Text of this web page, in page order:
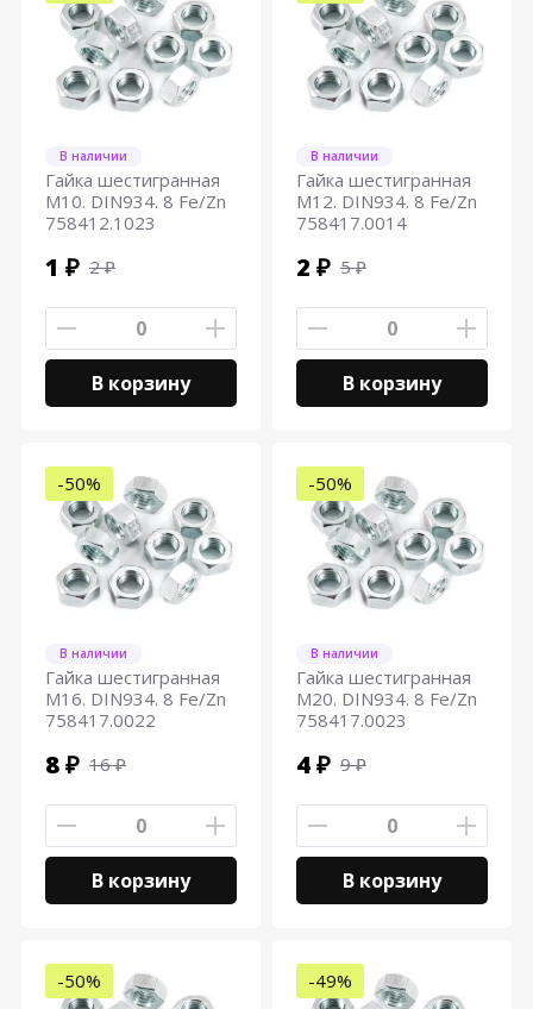
В наличии
Гайка шестигранная
М10. DIN934. 8 Fe/Zn
758412.1023
1 ₽ 2 ₽
В корзину
В наличии
Гайка шестигранная
М12. DIN934. 8 Fe/Zn
758417.0014
2 ₽ 5 ₽
В корзину
-50%
В наличии
Гайка шестигранная
М16. DIN934. 8 Fe/Zn
758417.0022
8 ₽ 16 ₽
В корзину
-50%
В наличии
Гайка шестигранная
М20. DIN934. 8 Fe/Zn
758417.0023
4 ₽ 9 ₽
В корзину
-50% -49%